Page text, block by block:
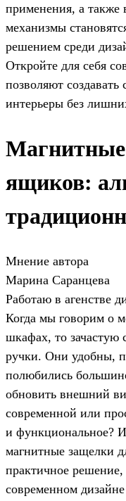
применения, а
механизмы
решением среди
Откройте для себя
позволяют
интерьеры без
ящиков:
Мнение автора
Марина Саранцева
Работаю в агенстве
Когда мы говорим о
шкафах, то зачастую
ручки. Они удобны,
полюбились
обновить внешний
современной или
и функциональное?
магнитные защелки
практичное
современном